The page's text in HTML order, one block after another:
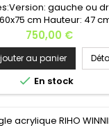
gauche ou
cm Hauteur: 47
ou 207097 ;
appui-tête,
système
moderne du
européenne de...
Prix
750,00 €
au panier
 En stock